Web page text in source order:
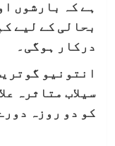
ہے کہ بارشوں
درکار ہوگی۔
کو دو روزہ